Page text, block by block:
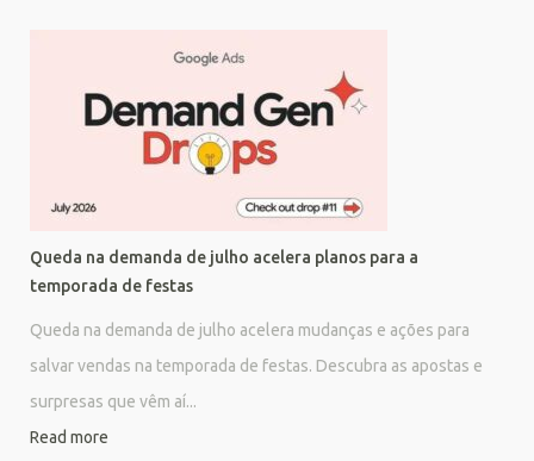
Queda na demanda de julho acelera planos para a
temporada de festas
Queda na demanda de julho acelera mudanças e ações para
salvar vendas na temporada de festas. Descubra as apostas e
surpresas que vêm aí...
Read more